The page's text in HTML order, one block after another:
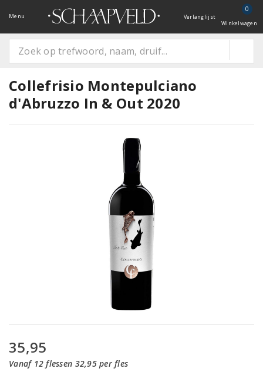
Menu Verlanglijst
0
Winkelwagen
Collefrisio Montepulciano
d'Abruzzo In & Out 2020
35,95
Vanaf 12 flessen 32,95 per fles